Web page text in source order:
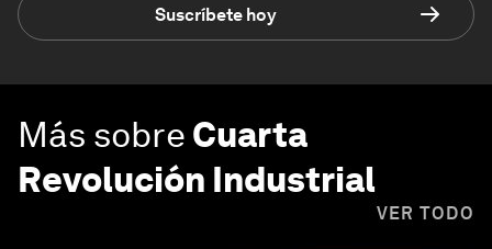
Suscríbete hoy
Más sobre Cuarta
Revolución Industrial
VER TODO